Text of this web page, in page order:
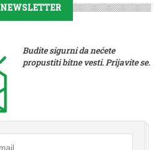
NEWSLETTER
Budite sigurni da nećete
propustiti bitne vesti. Prijavite se.